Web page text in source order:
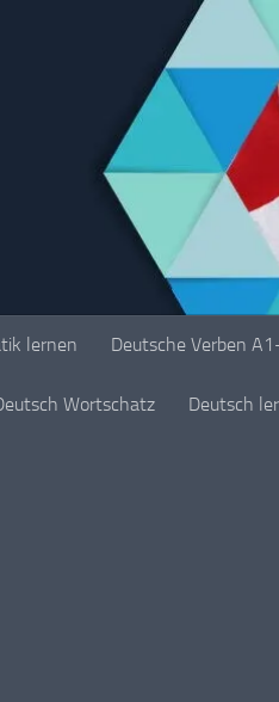
lernen Deutsche Verben
Wortschatz Deutsch